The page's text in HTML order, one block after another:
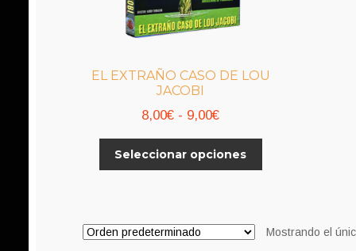
EL EXTRAÑO CASO DE LOU
JACOBI
8,00€ - 9,00€Rango
de
precios:
hasta
9,00€
Seleccionar opciones
Las
Mostrando el